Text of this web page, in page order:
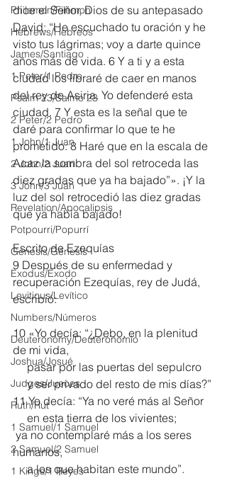
Philemon/Filemon
Hebrews/Hebreos
James/Santiago
1 Peter/1 Pedro
Psalm 23/Salmo 23
2 Peter/2 Pedro
1 John/1 Juan
2 John/2 Juan
3 John/3 Juan
Revelation/Apocalipsis
Potpourri/Popurrí
Genesis/Génesis
Exodus/Éxodo
Leviticus/Levítico
Numbers/Números
Deuteronomy/Deuteronomio
Joshua/Josué
Judges/Jueces
Ruth/Rut
1 Samuel/1 Samuel
2 Samuel/2 Samuel
1 Kings/1 Reyes
dice el Señor, Dios de su antepasado
David: “He escuchado tu oración y he
visto tus lágrimas; voy a darte quince
años más de vida. 6 Y a ti y a esta
ciudad los libraré de caer en manos
del rey de Asiria. Yo defenderé esta
ciudad. 7 Y esta es la señal que te
daré para confirmar lo que te he
prometido: 8 Haré que en la escala de
Acaz la sombra del sol retroceda las
diez gradas que ya ha bajado”». ¡Y la
luz del sol retrocedió las diez gradas
que ya había bajado!
Escrito de Ezequías
9 Después de su enfermedad y
recuperación Ezequías, rey de Judá,
escribió:
10 «Yo decía: “¿Debo, en la plenitud
de mi vida,
     pasar por las puertas del sepulcro
     y ser privado del resto de mis días?”
11 Yo decía: “Ya no veré más al Señor
     en esta tierra de los vivientes;
ya no contemplaré más a los seres
humanos,
     a los que habitan este mundo”.